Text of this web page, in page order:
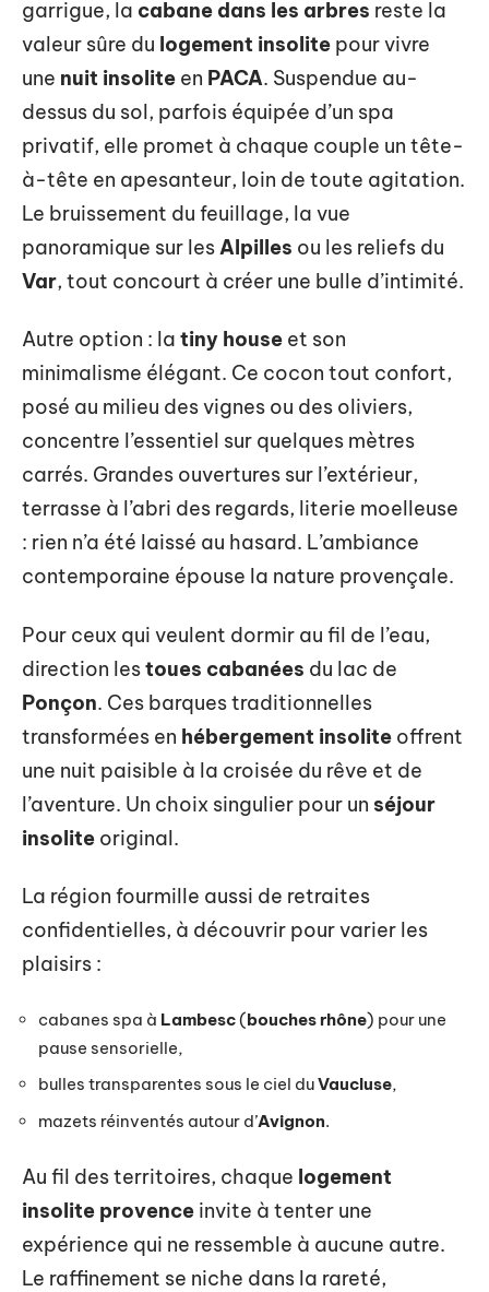
garrigue, la cabane dans les arbres reste la
valeur sûre du logement insolite pour vivre
une nuit insolite en PACA. Suspendue au-
dessus du sol, parfois équipée d’un spa
privatif, elle promet à chaque couple un tête-
à-tête en apesanteur, loin de toute agitation.
Le bruissement du feuillage, la vue
panoramique sur les Alpilles ou les reliefs du
Var, tout concourt à créer une bulle d’intimité.
Autre option : la tiny house et son
minimalisme élégant. Ce cocon tout confort,
posé au milieu des vignes ou des oliviers,
concentre l’essentiel sur quelques mètres
carrés. Grandes ouvertures sur l’extérieur,
terrasse à l’abri des regards, literie moelleuse
: rien n’a été laissé au hasard. L’ambiance
contemporaine épouse la nature provençale.
Pour ceux qui veulent dormir au fil de l’eau,
direction lestoues cabanées du lac de
Ponçon. Ces barques traditionnelles
transformées en hébergement insolite offrent
une nuit paisible à la croisée du rêve et de
l’aventure. Un choix singulier pour un séjour
insolite original.
La région fourmille aussi de retraites
confidentielles, à découvrir pour varier les
plaisirs :
cabanes spa à Lambesc(bouches rhône) pour une
pause sensorielle,
bulles transparentes sous le ciel duVaucluse,
mazets réinventés autour d’Avignon.
Au fil des territoires, chaque logement
insolite provence invite à tenter une
expérience qui ne ressemble à aucune autre.
Le raffinement se niche dans la rareté,